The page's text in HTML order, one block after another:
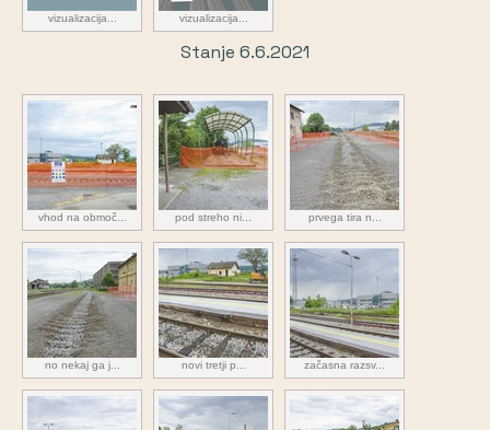
vizualizacija... vizualizacija...
Stanje 6.6.2021
vhod na območ... pod streho ni... prvega tira n...
no nekaj ga j... novi tretji p... začasna razsv...